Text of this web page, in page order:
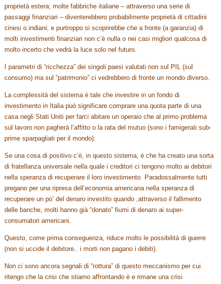
proprietà estera; molte fabbriche italiane – attraverso una serie di
passaggi finanziari – diventerebbero probabilmente proprietà di cittadini
cinesi o indiani; e purtroppo si scoprirebbe che a fronte (a garanzia) di
molti investimenti finanziari non c’è nulla o nei casi migliori qualcosa di
molto incerto che vedrà la luce solo nel futuro.
I parametri di “ricchezza” dei singoli paesi valutati non sul PIL (sul
consumo) ma sul “patrimonio” ci vedrebbero di fronte un mondo diverso.
La complessità del sistema è tale che investire in un fondo di
investimento in Italia può significare comprare una quota parte di una
casa negli Stati Uniti per farci abitare un operaio che al primo problema
sul lavoro non pagherà l’affitto o la rata del mutuo (sono i famigerati sub-
prime sparpagliati per il mondo).
Se una cosa di positivo c’è, in questo sistema, è che ha creato una sorta
di fratellanza universale nella quale i creditori ci tengono molto ai debitori
nella speranza di recuperare il loro investimento. Paradossalmente tutti
pregano per una ripresa dell’economia americana nella speranza di
recuperare un po’ del denaro investito quando ,attraverso il fallimento
delle banche, molti hanno già “donato” fiumi di denaro ai super-
consumatori americani.
Questo, come prima conseguenza, riduce molto le possibilità di guerre
(non si uccide il debitore.. i morti non pagano i debiti).
Non ci sono ancora segnali di “rottura” di questo meccanismo per cui
ritengo che la crisi che stiamo affrontando è e rimane una crisi